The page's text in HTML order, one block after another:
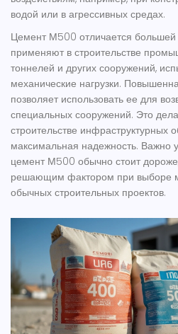
водой или в агрессивных средах.
Цемент М500 отличается
применяют в строительстве
тоннелей и других сооружений,
механические нагрузки.
позволяет использовать ее для
специальных сооружений. Это
строительстве инфраструктурных
максимальная надежность. Важно
цемент М500 обычно стоит
решающим фактором при выборе
обычных строительных проектов.